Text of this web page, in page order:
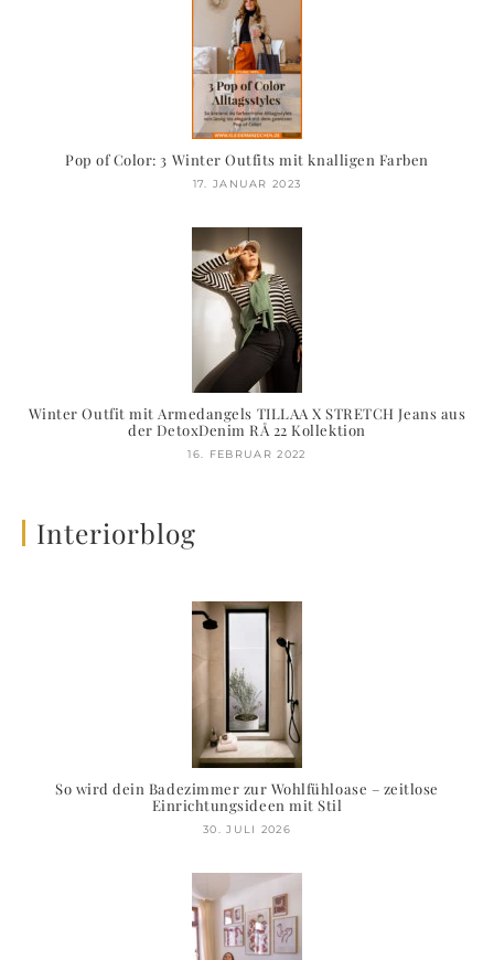
Pop of Color: 3 Winter Outfits mit knalligen Farben
17. JANUAR 2023
Winter Outfit mit Armedangels TILLAA X STRETCH Jeans aus
der DetoxDenim RÅ 22 Kollektion
16. FEBRUAR 2022
Interiorblog
So wird dein Badezimmer zur Wohlfühloase – zeitlose
Einrichtungsideen mit Stil
30. JULI 2026